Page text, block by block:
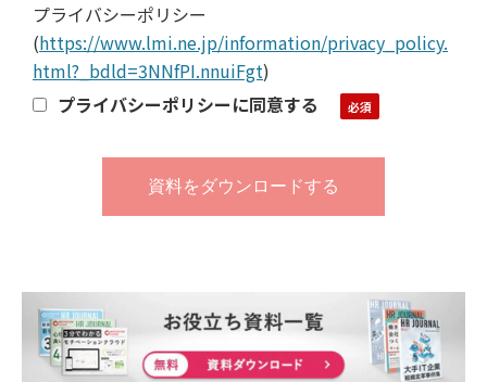
プライバシーポリシー
(https://www.lmi.ne.jp/information/privacy_policy.
html?_bdld=3NNfPI.nnuiFgt)
プライバシーポリシーに同意する